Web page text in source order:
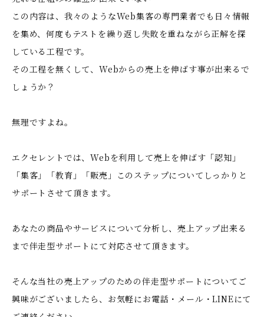
この内容は、我々のようなWeb集客の専門業者でも日々情報
を集め、何度もテストを繰り返し失敗を重ねながら正解を探
している工程です。
その工程を無くして、Webからの売上を伸ばす事が出来るで
しょうか？
無理ですよね。
エクセレントでは、Webを利用して売上を伸ばす「認知」
「集客」「教育」「販売」このステップについてしっかりと
サポートさせて頂きます。
あなたの商品やサービスについて分析し、売上アップ出来る
まで伴走型サポートにて対応させて頂きます。
そんな当社の売上アップのための伴走型サポートについてご
興味がございましたら、お気軽にお電話・メール・LINEにて